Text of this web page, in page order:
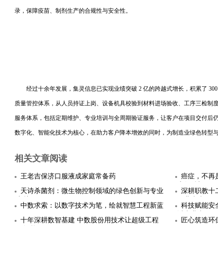
录，保障疫苗、制剂生产的合规性与安全性。
经过十余年发展，集灵信息已实现业绩突破 2 亿的跨越式增长，积累了
质量管控体系，从人员持证上岗、设备机具校验到材料进场验收、工序三检制
服务体系，包括定期维护、专业培训与全周期验证服务，让客户在项目交付后
数字化、智能化技术为核心，在助力客户降本增效的同时，为制造业绿色转型
相关文章阅读
王老吉保济口服液成家庭常备药
癌症，不
天诗杀菌剂：微生物控制领域的绿色创新与专业
深耕职教十
中数求索：以数字技术为笔，绘就智慧工程新蓝
科技赋能
十年深耕数智基建 中数股份用技术让超级工程
匠心筑造环